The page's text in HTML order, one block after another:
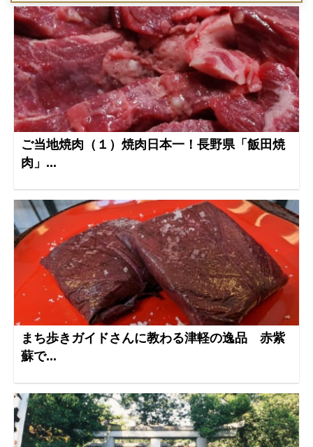
ご当地焼肉（１）焼肉日本一！長野県「飯田焼
肉」...
まち歩きガイドさんに教わる津軽の逸品 赤紫
蘇で...